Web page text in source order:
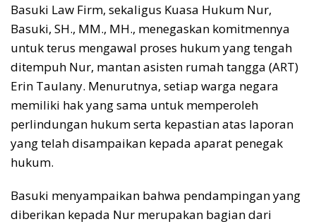
Basuki Law Firm, sekaligus Kuasa Hukum Nur,
Basuki, SH., MM., MH., menegaskan komitmennya
untuk terus mengawal proses hukum yang tengah
ditempuh Nur, mantan asisten rumah tangga (ART)
Erin Taulany. Menurutnya, setiap warga negara
memiliki hak yang sama untuk memperoleh
perlindungan hukum serta kepastian atas laporan
yang telah disampaikan kepada aparat penegak
hukum.
Basuki menyampaikan bahwa pendampingan yang
diberikan kepada Nur merupakan bagian dari